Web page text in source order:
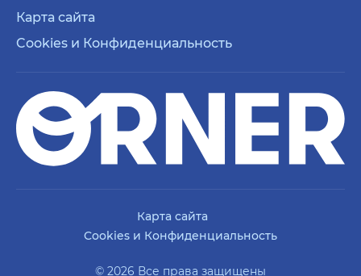
Карта сайта
Cookies и Конфиденциальность
© 2026 Все права защищены
Карта сайта
Cookies и Конфиденциальность